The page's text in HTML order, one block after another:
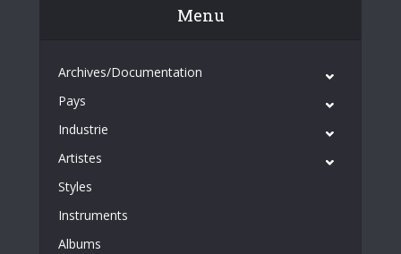
Menu
Archives/Documentation
Pays
Industrie
Artistes
Styles
Instruments
Albums